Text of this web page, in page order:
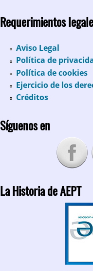
Requerimientos
Aviso Legal
Política de
Política de cookies
Ejercicio de los
Créditos
Síguenos en
La Historia de AEPT